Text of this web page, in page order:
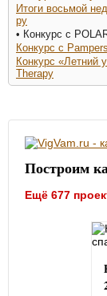
Итоги восьмой
ру
• Конкурс с
Конкурс с
Конкурс «Летний
Therapy
Построим
Ещё 677